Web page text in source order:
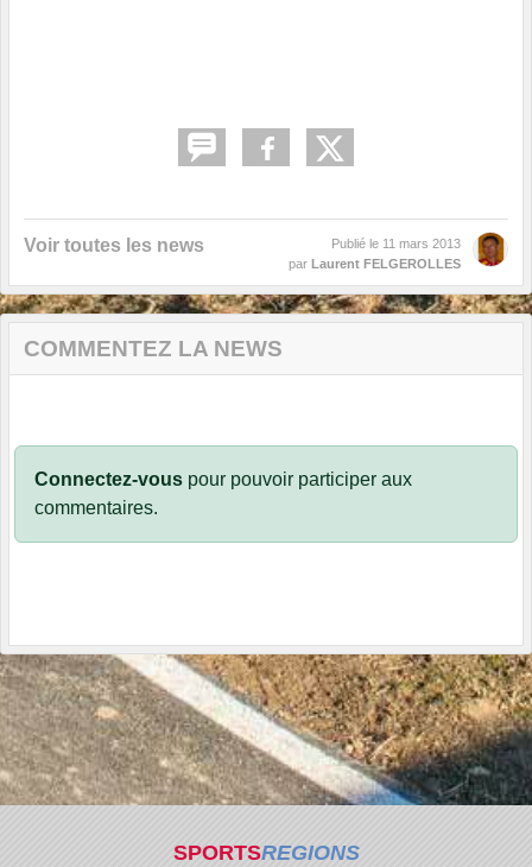
Voir toutes les news Publié le 11 mars 2013
par Laurent FELGEROLLES
COMMENTEZ LA NEWS
Connectez-vous pour pouvoir participer aux
commentaires.
SPORTSREGIONS